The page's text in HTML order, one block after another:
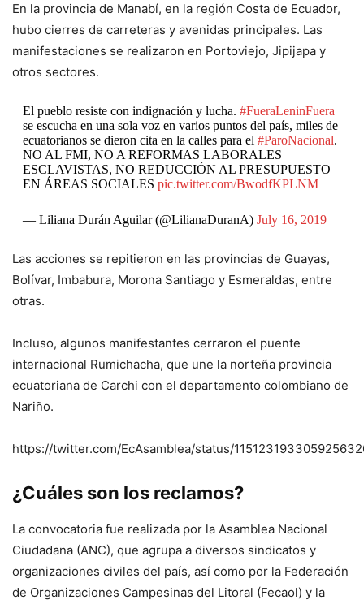
En la provincia de Manabí, en la región Costa de Ecuador,
hubo cierres de carreteras y avenidas principales. Las
manifestaciones se realizaron en Portoviejo, Jipijapa y
otros sectores.
El pueblo resiste con indignación y lucha. #FueraLeninFuera
se escucha en una sola voz en varios puntos del país, miles de
ecuatorianos se dieron cita en la calles para el #ParoNacional.
NO AL FMI, NO A REFORMAS LABORALES
ESCLAVISTAS, NO REDUCCIÓN AL PRESUPUESTO
EN ÁREAS SOCIALES pic.twitter.com/BwodfKPLNM
— Liliana Durán Aguilar (@LilianaDuranA) July 16, 2019
Las acciones se repitieron en las provincias de Guayas,
Bolívar, Imbabura, Morona Santiago y Esmeraldas, entre
otras.
Incluso, algunos manifestantes cerraron el puente
internacional Rumichacha, que une la norteña provincia
ecuatoriana de Carchi con el departamento colombiano de
Nariño.
https://twitter.com/EcAsamblea/status/
¿Cuáles son los reclamos?
La convocatoria fue realizada por la Asamblea Nacional
Ciudadana (ANC), que agrupa a diversos sindicatos y
organizaciones civiles del país, así como por la Federación
de Organizaciones Campesinas del Litoral (Fecaol) y la